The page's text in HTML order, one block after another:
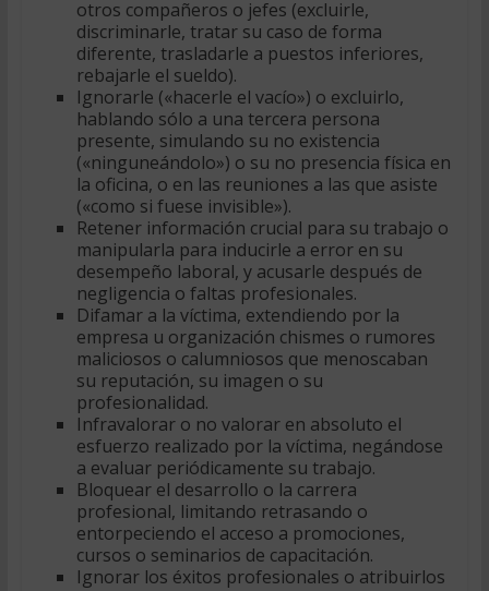
otros compañeros o jefes (excluirle,
discriminarle, tratar su caso de forma
diferente, trasladarle a puestos inferiores,
rebajarle el sueldo).
Ignorarle («hacerle el vacío») o excluirlo,
hablando sólo a una tercera persona
presente, simulando su no existencia
(«ninguneándolo») o su no presencia física en
la oficina, o en las reuniones a las que asiste
(«como si fuese invisible»).
Retener información crucial para su trabajo o
manipularla para inducirle a error en su
desempeño laboral, y acusarle después de
negligencia o faltas profesionales.
Difamar a la víctima, extendiendo por la
empresa u organización chismes o rumores
maliciosos o calumniosos que menoscaban
su reputación, su imagen o su
profesionalidad.
Infravalorar o no valorar en absoluto el
esfuerzo realizado por la víctima, negándose
a evaluar periódicamente su trabajo.
Bloquear el desarrollo o la carrera
profesional, limitando retrasando o
entorpeciendo el acceso a promociones,
cursos o seminarios de capacitación.
Ignorar los éxitos profesionales o atribuirlos